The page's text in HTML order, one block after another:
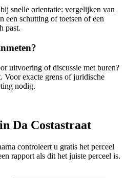
snelle orientatie: vergelijken van
een schutting of toetsen of een
past.
uitvoering of discussie met buren?
Voor exacte grens of juridische
nodig.
Da Costastraat
controleert u gratis het perceel
rapport als dit het juiste perceel is.